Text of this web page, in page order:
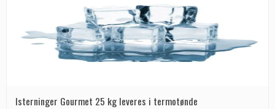
Isterninger Gourmet 25 kg leveres i termotønde